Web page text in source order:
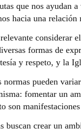
que nos ayudan
hacia una
considerar
formas de
y respeto, y la
normas pueden
fomentar un
son
buscan crear un